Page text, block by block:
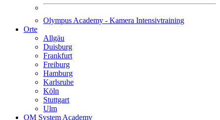
Olympus Academy - Kamera Intensivtraining
Orte
Allgäu
Duisburg
Frankfurt
Freiburg
Hamburg
Karlsruhe
Köln
Stuttgart
Ulm
OM System Academy